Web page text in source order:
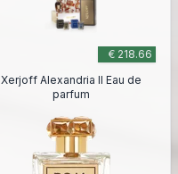
€ 218.66
Xerjoff Alexandria II Eau de
parfum